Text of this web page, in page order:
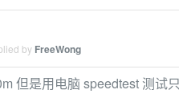
by FreeWong
但是用电脑 speedtest 测试